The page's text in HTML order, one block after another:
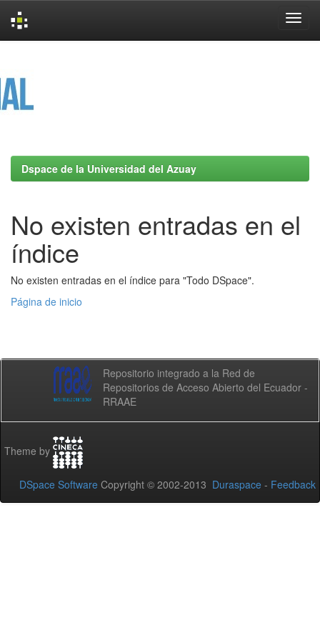
Dspace de la Universidad del Azuay
No existen entradas en el
índice
No existen entradas en el índice para "Todo DSpace".
Página de inicio
Repositorio integrado a la Red de
Repositorios de Acceso Abierto del Ecuador -
RRAAE
Theme by
DSpace Software Copyright © 2002-2013 Duraspace - Feedback